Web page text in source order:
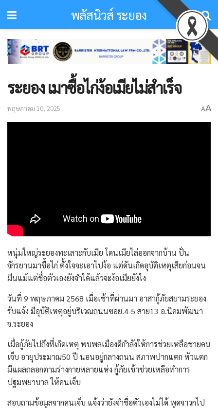
พลัสนิวส์ ระยอง
ระยอง เมาซื้อไก่ง้อเมียไม่สำเร็จ
พฤษภาคม 10, 2025 AA
หนุ่มใหญ่ระยองทะเลาะกับเมีย โดนเมียไล่ออกจากบ้าน ปั่น
จักรยานมาซื้อไก่ ตั้งใจจะเอาไปง้อ แต่ดันเกิดอุบัติเหตุเสียก่อนจน
มึนแม้แต่ชื่อตัวเองยังจำได้แล้วจะง้อเมียยังไง
วันที่ 9 พฤษภาคม 2568 เมื่อเช้าที่ผ่านมา อาสากู้ภัยสยามระยอง
รับแจ้ง มีอุบัติเหตุอยู่บริเวณถนนซอย.4-5 สาย13 อ.นิคมพัฒนา
จ.ระยอง
เมื่อกู้ภัยไปถึงที่เกิดเหตุ พบพลเมืองดีกำลังให้การช่วยเหลือชายคน
เจ็บ อายุประมาณ50 ปี นอนอยู่กลางถนน สภาพปากแตก หัวแตก
มีแผลถลอกตามร่างกายหลายแห่ง กู้ภัยเข้าช่วยเหลือทำการ
ปฐมพยาบาล ให้คนเจ็บ
สอบถามข้อมูลจากคนเจ็บ แจ้งว่ายังจำชื่อตัวเองไม่ได้ พูดจาวกไป